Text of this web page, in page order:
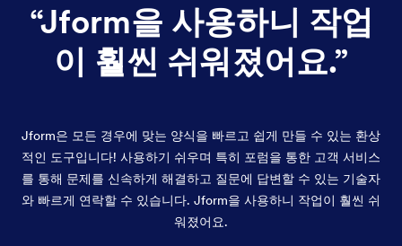
“Jform을 사용하니 작업
이 훨씬 쉬워졌어요.”
Jform은 모든 경우에 맞는 양식을 빠르고 쉽게 만들 수 있는 환상
적인 도구입니다! 사용하기 쉬우며 특히 포럼을 통한 고객 서비스
를 통해 문제를 신속하게 해결하고 질문에 답변할 수 있는 기술자
와 빠르게 연락할 수 있습니다. Jform을 사용하니 작업이 훨씬 쉬
워졌어요.